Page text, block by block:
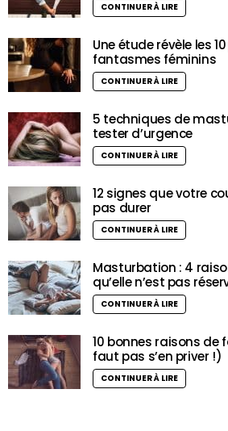
CONTINUER À LIRE
Une étude révèle les
fantasmes féminins
CONTINUER À LIRE
5 techniques de
tester d’urgence
CONTINUER À LIRE
12 signes que votre
pas durer
CONTINUER À LIRE
Masturbation : 4
qu’elle n’est pas
CONTINUER À LIRE
10 bonnes raisons de
faut pas s’en priver !)
CONTINUER À LIRE